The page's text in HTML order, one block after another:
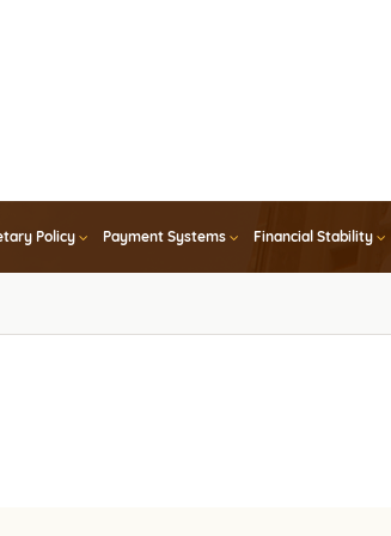
Policy Payment Systems Financial Stability